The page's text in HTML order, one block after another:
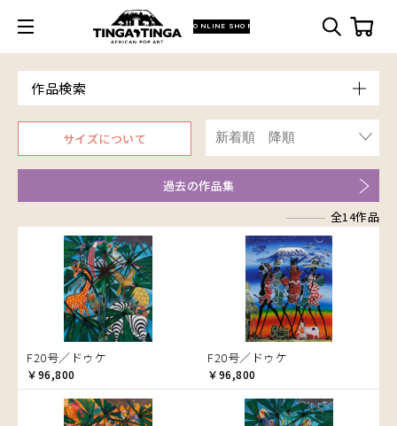
ONLINE SHOP
作品検索
Model
青空
朝焼け
家
イノシシ
イボイノシシ
イルカ
インパラ
うさぎ
お祭り
音楽
カエル
～￥10,000
￥30,001～40,000
￥40,001～60,000
￥60,001～80,000
￥80,001～100,000
￥100,001～
Artist
ア行
アウスィー
アキリ
アグネス
アジャバ
アダム
アダムス
アパイ
アバス
カケパ
カッシム
ガヨ
カンビリ
ゴッドフレイ
コルンバ
サイディ
ザチ
サビティ
サランゲ
サンデイ
サンデイビッタ
チャド
チャリンダ
チワヤ
ドゥケ
ドサ
サイズについて
過去の作品集
全14作品
F20号／ドゥケ
￥96,800
F20号／ドゥケ
￥96,800